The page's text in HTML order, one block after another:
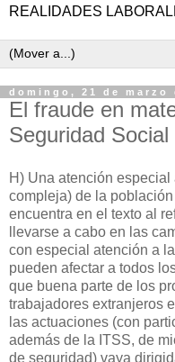
REALIDADES
domingo, 21 de marzo
El fraude en
Seguridad
H) Una atención
compleja) de la
encuentra en el texto al
llevarse a cabo en las
con especial atención a
pueden afectar a todos
que buena parte de los
trabajadores extranjeros
las actuaciones (con
además de la ITSS, de
de seguridad) vaya